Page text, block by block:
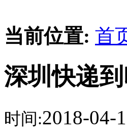
当前位置: 首
深圳快递
时间:2018-04-